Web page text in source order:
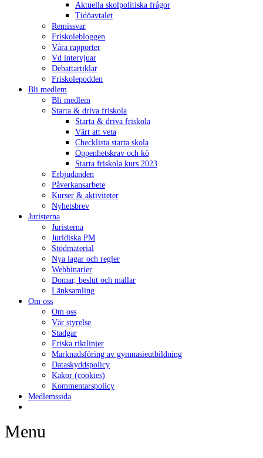
Aktuella skolpolitiska frågor
Tidöavtalet
Remissvar
Friskolebloggen
Våra rapporter
Vd intervjuar
Debattartiklar
Friskolepodden
Bli medlem
Bli medlem
Starta & driva friskola
Starta & driva friskola
Värt att veta
Checklista starta skola
Öppenhetskrav och kö
Starta friskola kurs 2023
Erbjudanden
Påverkansarbete
Kurser & aktiviteter
Nyhetsbrev
Juristerna
Juristerna
Juridiska PM
Stödmaterial
Nya lagar och regler
Webbinarier
Domar, beslut och mallar
Länksamling
Om oss
Om oss
Vår styrelse
Stadgar
Etiska riktlinjer
Marknadsföring av gymnasieutbildning
Dataskyddspolicy
Kakor (cookies)
Kommentarspolicy
Medlemssida
Menu